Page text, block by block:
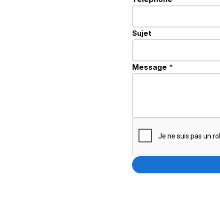
Sujet
Message *